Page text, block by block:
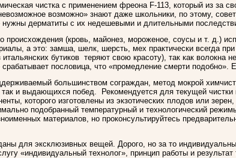
чистка с применением фреона F-113, который из за
возможно» знают даже школьники, по этому,
нужны дерматиты с их недешевыми и длительными
происхождения (кровь, майонез, мороженое, соусы и т. д.)
а это: замша, шелк, шерсть, мех практически всегда
бутиков теряют свою красоту), так как волокна
пословица, что «промедление смерти подобно».
большинством сограждан, метод мокрой
так и выдающихся побед. Рекомендуется для текущей
которого изготовлены из экзотических плодов или
подобранный температурный и технологический
материалов, но проконсультируйтесь
для эксклюзивных вещей. Дорого, но за то
«индивидуальный технолог», принцип работы и результат